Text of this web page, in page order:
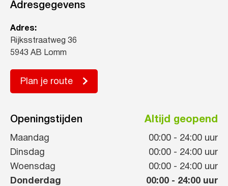
Adresgegevens
Adres:
Rijksstraatweg 36
5943 AB Lomm
Plan je route
Openingstijden Altijd geopend
Maandag 00:00 - 24:00 uur
Dinsdag
00:00 - 24:00 uur
Woensdag
00:00 - 24:00 uur
Donderdag
00:00 - 24:00 uur